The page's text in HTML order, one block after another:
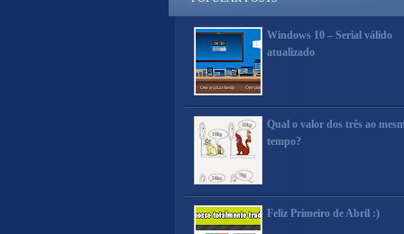
Windows 10 – Serial válido
atualizado
Qual o valor dos três ao
tempo?
Feliz Primeiro de Abril :)